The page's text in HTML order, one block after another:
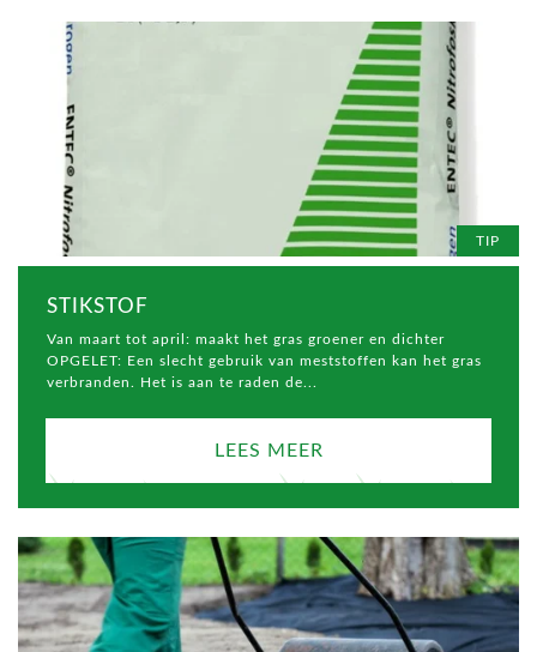
TIP
STIKSTOF
Van maart tot april: maakt het gras groener en dichter
OPGELET: Een slecht gebruik van meststoffen kan het gras
verbranden. Het is aan te raden de...
LEES MEER